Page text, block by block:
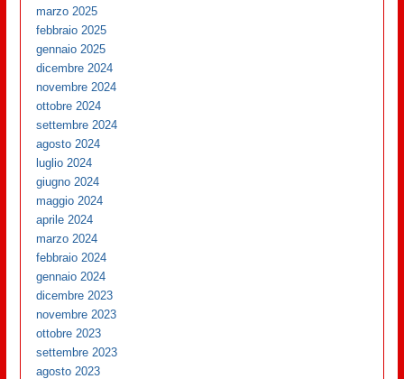
marzo 2025
febbraio 2025
gennaio 2025
dicembre 2024
novembre 2024
ottobre 2024
settembre 2024
agosto 2024
luglio 2024
giugno 2024
maggio 2024
aprile 2024
marzo 2024
febbraio 2024
gennaio 2024
dicembre 2023
novembre 2023
ottobre 2023
settembre 2023
agosto 2023